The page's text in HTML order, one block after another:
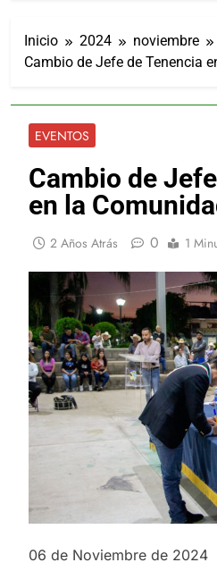
Inicio 2024 noviembre
Cambio de Jefe de Tenencia
EVENTOS
Cambio de
en la
2 Años Atrás 0 1
06 de Noviembre de 2024